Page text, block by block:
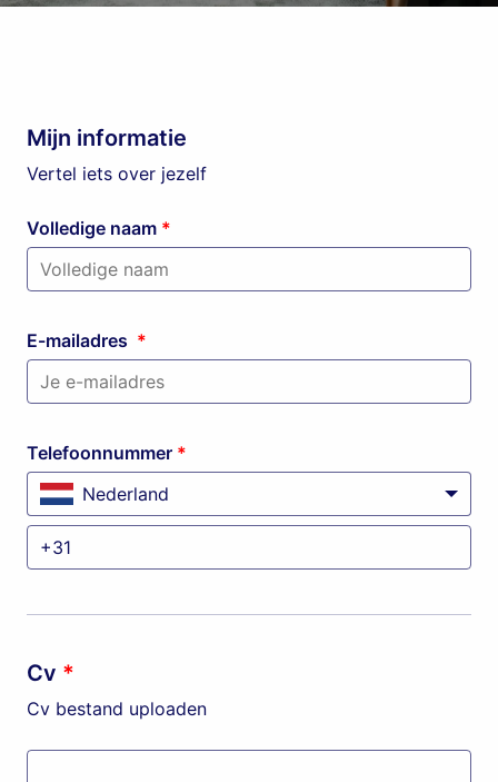
Mijn informatie
Vertel iets over jezelf
Volledige naam *
E-mailadres *
Telefoonnummer *
Nederland
Cv *
Cv bestand uploaden